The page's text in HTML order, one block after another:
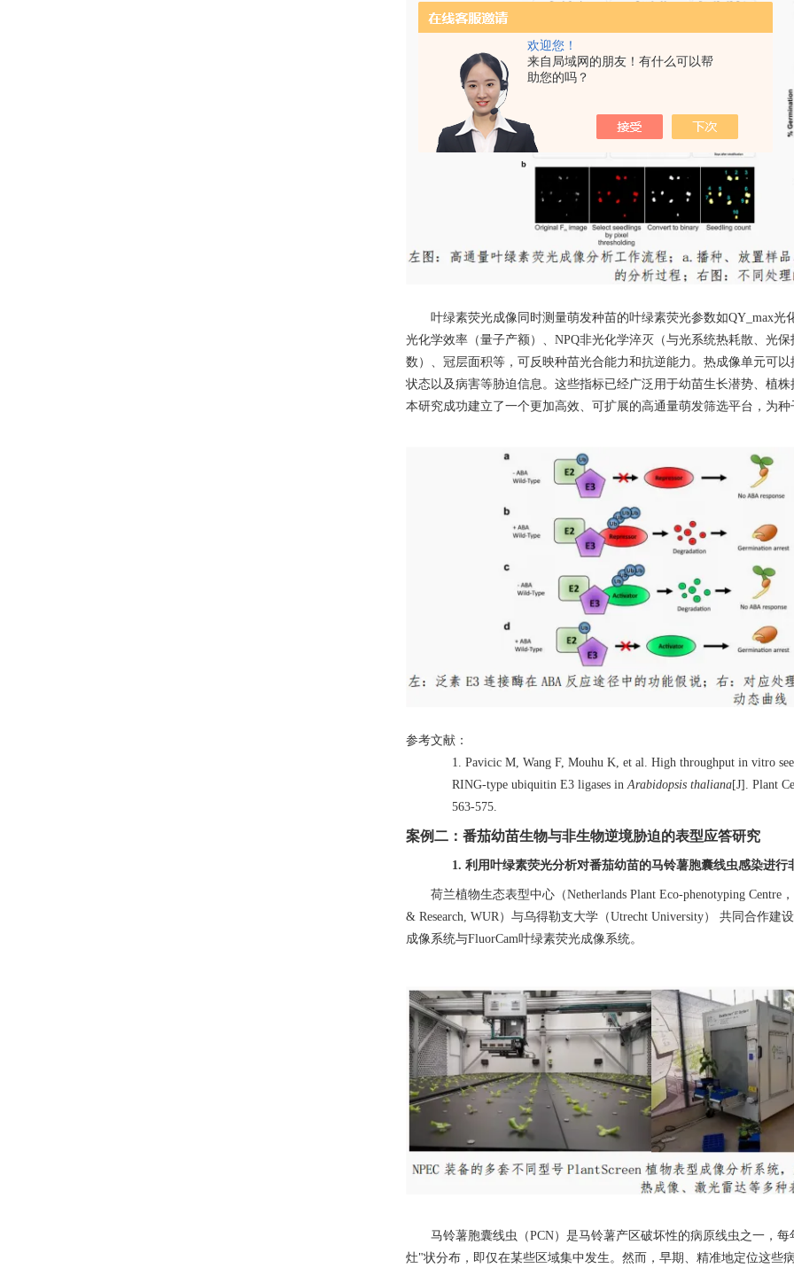
欢迎您！
来自局域网的朋友！有什么可以帮
助您的吗？
叶绿素荧光成像同时测量萌发种苗的叶绿素荧光参数如QY_max光
光化学效率（量子产额）、 NPQ非光化学淬灭（与光系统热耗散、光
数）、冠层面积等，可反映种苗光合能力和抗逆能力。热成像单元可
状态以及病害等胁迫信息。这些指标已经广泛用于幼苗生长潜势、植
本研究成功建立了一个更加高效、可扩展的高通量萌发筛选平台，为种
参考文献：
1. Pavicic M, Wang F, Mouhu K, et al. High throughput in vitro
RING-type ubiquitin E3 ligases in Arabidopsis thaliana[J]. Plant
563-575.
案例二：番茄幼苗生物与非生物逆境胁迫的表型应答研究
1. 利用叶绿素荧光分析对番茄幼苗的马铃薯胞囊线虫感染进行
荷兰植物生态表型中心（Netherlands Plant Eco-phenotyping Centre ，
& Research, WUR ）与乌得勒支大学 （Utrecht University） 共同合作建
成像系统与FluorCam 叶绿素荧光成像系统。
马铃薯胞囊线虫（PCN）是马铃薯产区破坏性的病原线虫之一，
灶"状分布，即仅在某些区域集中发生。然而，早期、精准地定位这些